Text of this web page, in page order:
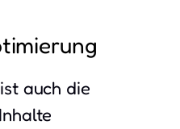
auch die